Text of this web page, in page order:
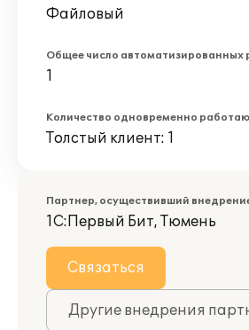
Файловый
Общее число автоматизированных
1
Количество одновременно
Толстый клиент: 1
Партнер, осуществивший
1С:Первый Бит, Тюмень
Связаться
Другие внедрения